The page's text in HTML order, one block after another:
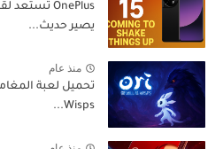
يصير حديث...
منذ عام
Wisps...